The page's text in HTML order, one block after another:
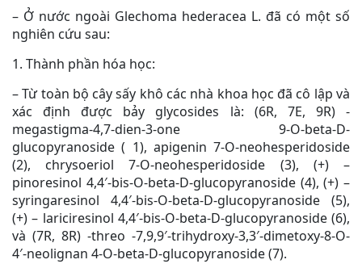
– Ở nước ngoài Glechoma hederacea L. đã có một số
nghiên cứu sau:
1. Thành phần hóa học:
– Từ toàn bộ cây sấy khô các nhà khoa học đã cô lập và
xác định được bảy glycosides là: (6R, 7E, 9R) -
megastigma-4,7-dien-3-one 9-O-beta-D-
glucopyranoside ( 1), apigenin 7-O-neohesperidoside
(2), chrysoeriol 7-O-neohesperidoside (3), (+) –
pinoresinol 4,4′-bis-O-beta-D-glucopyranoside (4), (+) –
syringaresinol 4,4′-bis-O-beta-D-glucopyranoside (5),
(+) – lariciresinol 4,4′-bis-O-beta-D-glucopyranoside (6),
và (7R, 8R) -threo -7,9,9′-trihydroxy-3,3′-dimetoxy-8-O-
4′-neolignan 4-O-beta-D-glucopyranoside (7).